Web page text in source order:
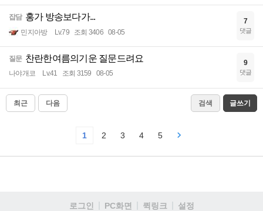
잡담 홍가 방송보다가...
민지아방 Lv.79 조회 3406 08-05
7
댓글
질문 찬란한여름의기운 질문드려요
나야개코 Lv.41 조회 3159 08-05
9
댓글
최근 다음 검색 글쓰기
1 2 3 4 5
로그인 PC화면 퀵링크
설정